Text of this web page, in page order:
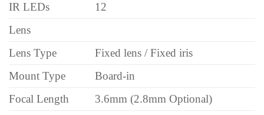
IR LEDs
12
Lens
Lens Type
Fixed lens / Fixed iris
Mount Type
Board-in
Focal Length
3.6mm (2.8mm Optional)